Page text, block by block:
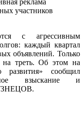
с агрессивным
каждый квартал
объявлений. Только
на треть. Об этом на
сообщил
взыскание и